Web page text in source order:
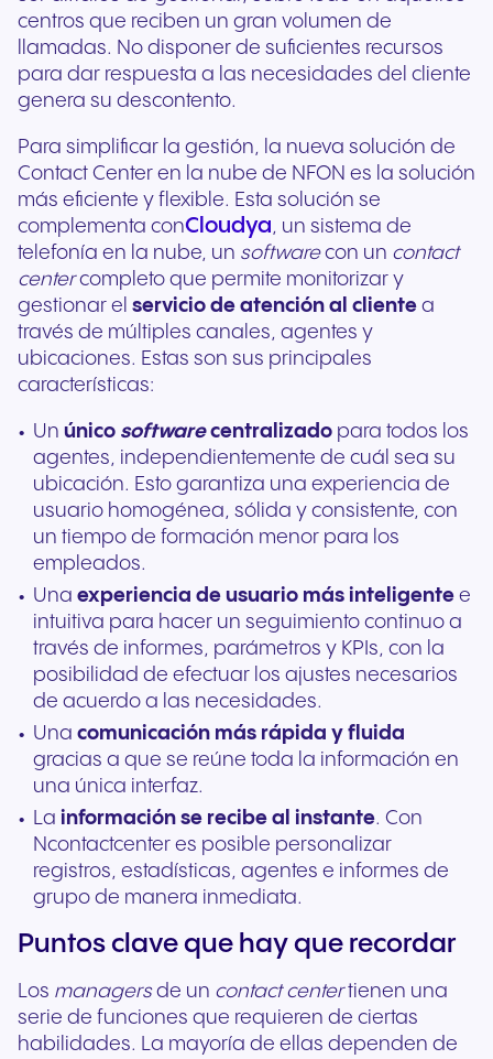
centros que reciben un gran volumen de
llamadas. No disponer de suficientes recursos
para dar respuesta a las necesidades del cliente
genera su descontento.
Para simplificar la gestión, la nueva solución de
Contact Center en la nube de NFON es la solución
más eficiente y flexible. Esta solución se
complementa conCloudya, un sistema de
telefonía en la nube, un softwarecon un contact
centercompleto que permite monitorizar y
gestionar el servicio de atención al cliente a
través de múltiples canales, agentes y
ubicaciones. Estas son sus principales
características:
Unúnico softwarecentralizado para todos los
agentes, independientemente de cuál sea su
ubicación. Esto garantiza una experiencia de
usuario homogénea, sólida y consistente, con
un tiempo de formación menor para los
empleados.
Una experiencia de usuario más inteligente e
intuitiva para hacer un seguimiento continuo a
través de informes, parámetros y KPIs, con la
posibilidad de efectuar los ajustes necesarios
de acuerdo a las necesidades.
Unacomunicación más rápida y fluida
gracias a que se reúne toda la información en
una única interfaz.
Lainformación se recibe al instante. Con
Ncontactcenter es posible personalizar
registros, estadísticas, agentes e informes de
grupo de manera inmediata.
Puntos clave que hay que recordar
Los managersde un contact centertienen una
serie de funciones que requieren de ciertas
habilidades. La mayoría de ellas dependen de